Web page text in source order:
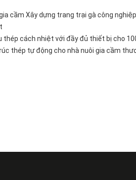
cầm Xây dựng trang trại gà công
thép cách nhiệt với đầy đủ thiết bị cho
thép tự động cho nhà nuôi gia cầm